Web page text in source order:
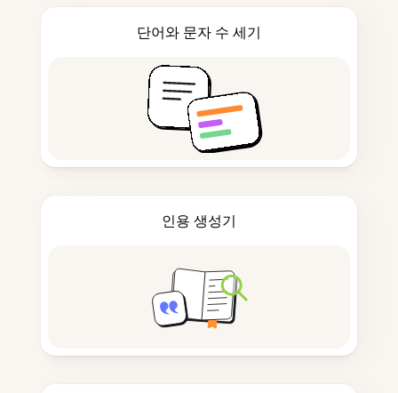
단어와 문자 수 세기
인용 생성기